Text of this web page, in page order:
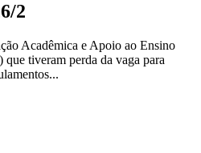
2
Acadêmica e Apoio ao Ensino
tiveram perda da vaga para